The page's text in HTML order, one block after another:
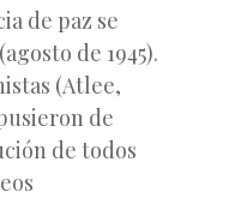
de paz se
de 1945).
(Atlee,
de
de todos